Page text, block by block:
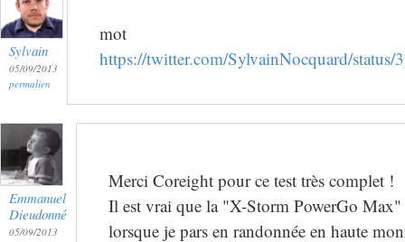
Sylvain
05/09/2013
permalien
mot
https://twitter.com/SylvainNocquard/
Emmanuel
Dieudonné
05/09/2013
Merci Coreight pour ce test très complet !
Il est vrai que la "X-Storm PowerGo Max"
lorsque je pars en randonnée en haute